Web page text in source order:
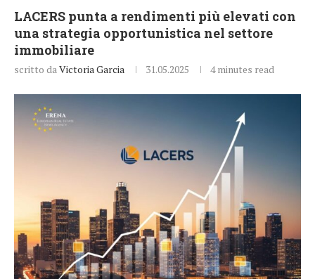
LACERS punta a rendimenti più elevati con
una strategia opportunistica nel settore
immobiliare
scritto daVictoria Garcia 31.05.2025 4 minutes read